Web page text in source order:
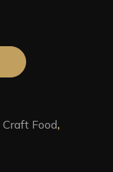
Craft Food,